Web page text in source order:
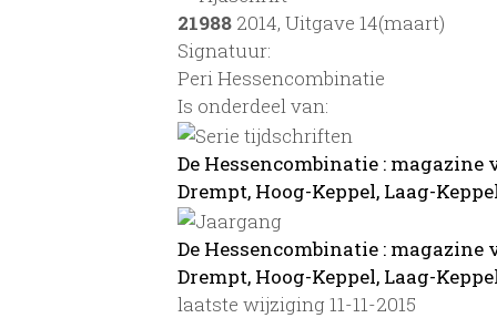
21988 2014, Uitgave 14(maart)
Signatuur:
Peri Hessencombinatie
Is onderdeel van:
De Hessencombinatie :
Drempt, Hoog-Keppel, Laag-
De Hessencombinatie :
Drempt, Hoog-Keppel, Laag-
laatste wijziging 11-11-2015